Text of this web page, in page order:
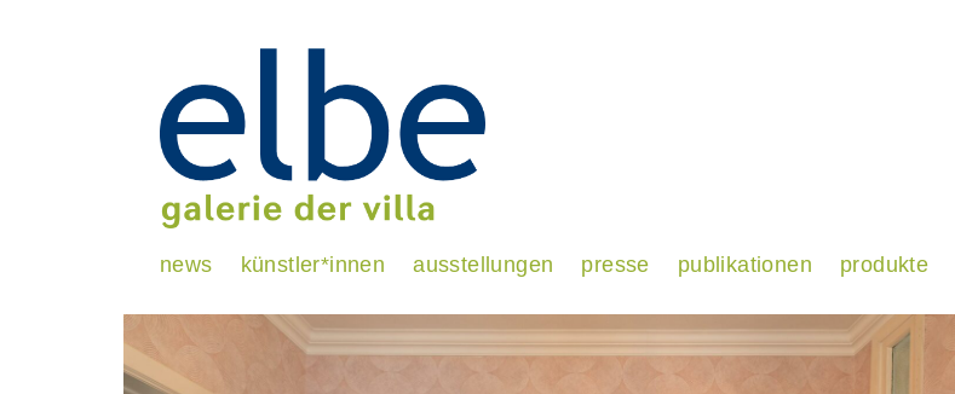
news künstler*innen ausstellungen presse publikationen produkte